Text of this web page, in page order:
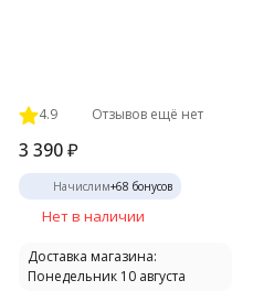
4.9 Отзывов ещё нет
3 390 ₽
Начислим+68 бонусов
Нет в наличии
Доставка магазина:
Понедельник 10 августа